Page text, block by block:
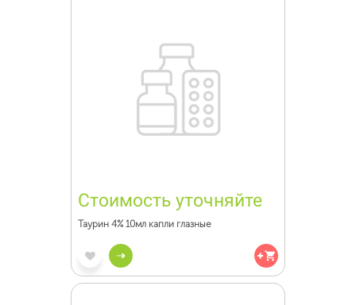
Стоимость уточняйте
Таурин 4% 10мл капли глазные